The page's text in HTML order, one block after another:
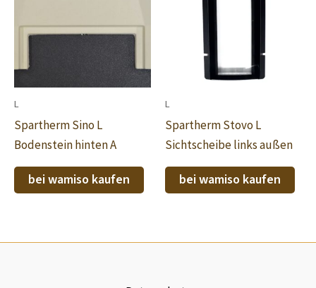
L
Spartherm Sino L
Bodenstein hinten A
bei wamiso kaufen
L
Spartherm Stovo L
Sichtscheibe links außen
bei wamiso kaufen